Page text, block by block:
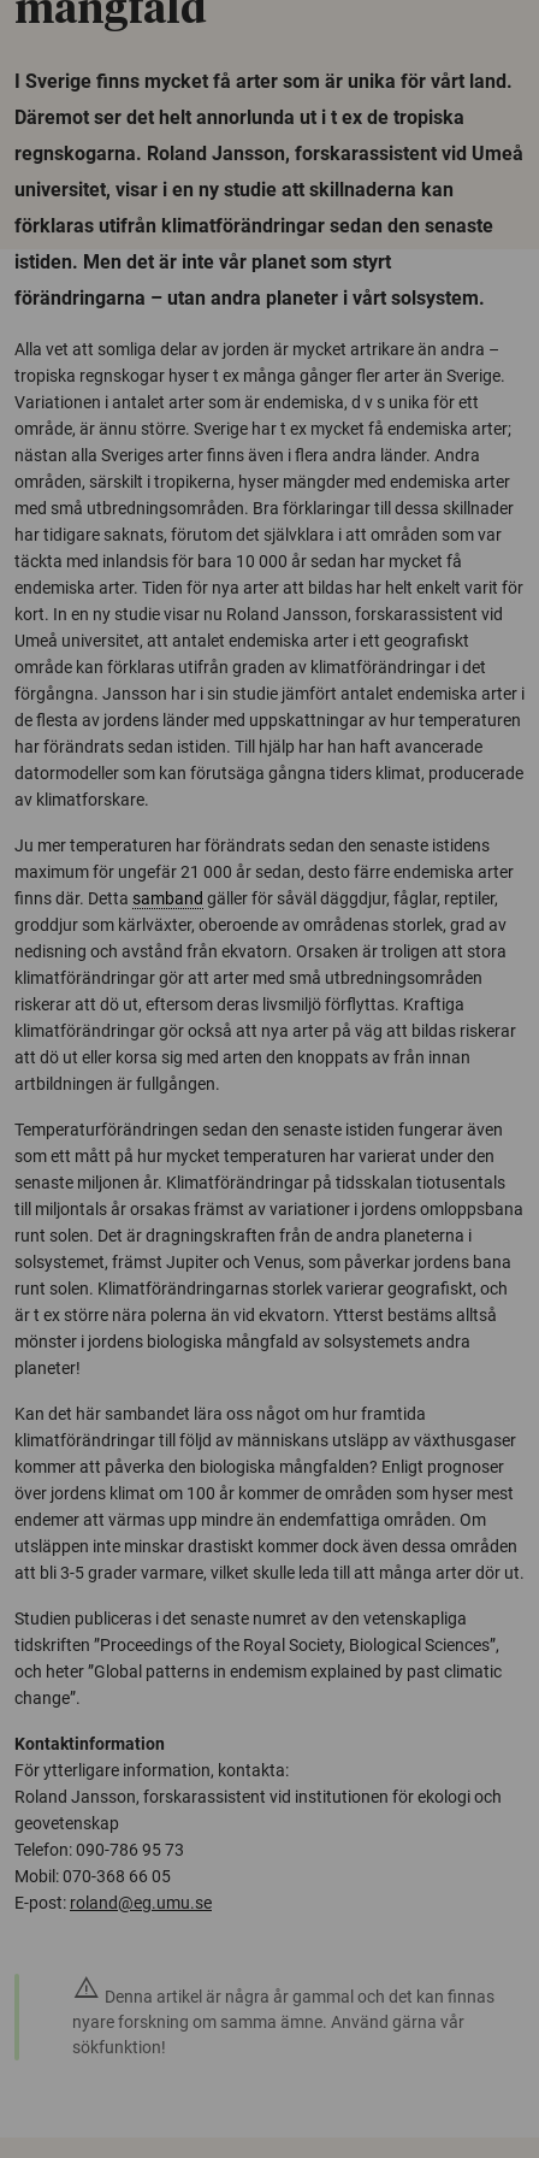
mångfald
I Sverige finns mycket få arter som är unika för vårt land.
Däremot ser det helt annorlunda ut i t ex de tropiska
regnskogarna. Roland Jansson, forskarassistent vid Umeå
universitet, visar i en ny studie att skillnaderna kan
förklaras utifrån klimatförändringar sedan den senaste
istiden. Men det är inte vår planet som styrt
förändringarna – utan andra planeter i vårt solsystem.
Alla vet att somliga delar av jorden är mycket artrikare än andra –
tropiska regnskogar hyser t ex många gånger fler arter än Sverige.
Variationen i antalet arter som är endemiska, d v s unika för ett
område, är ännu större. Sverige har t ex mycket få endemiska arter;
nästan alla Sveriges arter finns även i flera andra länder. Andra
områden, särskilt i tropikerna, hyser mängder med endemiska arter
med små utbredningsområden. Bra förklaringar till dessa skillnader
har tidigare saknats, förutom det självklara i att områden som var
täckta med inlandsis för bara 10 000 år sedan har mycket få
endemiska arter. Tiden för nya arter att bildas har helt enkelt varit för
kort. In en ny studie visar nu Roland Jansson, forskarassistent vid
Umeå universitet, att antalet endemiska arter i ett geografiskt
område kan förklaras utifrån graden av klimatförändringar i det
förgångna. Jansson har i sin studie jämfört antalet endemiska arter i
de flesta av jordens länder med uppskattningar av hur temperaturen
har förändrats sedan istiden. Till hjälp har han haft avancerade
datormodeller som kan förutsäga gångna tiders klimat, producerade
av klimatforskare.
Ju mer temperaturen har förändrats sedan den senaste istidens
maximum för ungefär 21 000 år sedan, desto färre endemiska arter
finns där. Detta samband gäller för såväl däggdjur, fåglar, reptiler,
groddjur som kärlväxter, oberoende av områdenas storlek, grad av
nedisning och avstånd från ekvatorn. Orsaken är troligen att stora
klimatförändringar gör att arter med små utbredningsområden
riskerar att dö ut, eftersom deras livsmiljö förflyttas. Kraftiga
klimatförändringar gör också att nya arter på väg att bildas riskerar
att dö ut eller korsa sig med arten den knoppats av från innan
artbildningen är fullgången.
Temperaturförändringen sedan den senaste istiden fungerar även
som ett mått på hur mycket temperaturen har varierat under den
senaste miljonen år. Klimatförändringar på tidsskalan tiotusentals
till miljontals år orsakas främst av variationer i jordens omloppsbana
runt solen. Det är dragningskraften från de andra planeterna i
solsystemet, främst Jupiter och Venus, som påverkar jordens bana
runt solen. Klimatförändringarnas storlek varierar geografiskt, och
är t ex större nära polerna än vid ekvatorn. Ytterst bestäms alltså
mönster i jordens biologiska mångfald av solsystemets andra
planeter!
Kan det här sambandet lära oss något om hur framtida
klimatförändringar till följd av människans utsläpp av växthusgaser
kommer att påverka den biologiska mångfalden? Enligt prognoser
över jordens klimat om 100 år kommer de områden som hyser mest
endemer att värmas upp mindre än endemfattiga områden. Om
utsläppen inte minskar drastiskt kommer dock även dessa områden
att bli 3-5 grader varmare, vilket skulle leda till att många arter dör ut.
Studien publiceras i det senaste numret av den vetenskapliga
tidskriften ”Proceedings of the Royal Society, Biological Sciences”,
och heter ”Global patterns in endemism explained by past climatic
change”.
Kontaktinformation
För ytterligare information, kontakta:
Roland Jansson, forskarassistent vid institutionen för ekologi och
geovetenskap
Telefon: 090-786 95 73
Mobil: 070-368 66 05
E-post: roland@eg.umu.se
warning Denna artikel är några år gammal och det kan finnas
nyare forskning om samma ämne. Använd gärna vår
sökfunktion!